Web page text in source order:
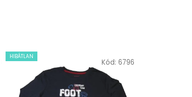
HIBÁTLAN
Kód: 6796